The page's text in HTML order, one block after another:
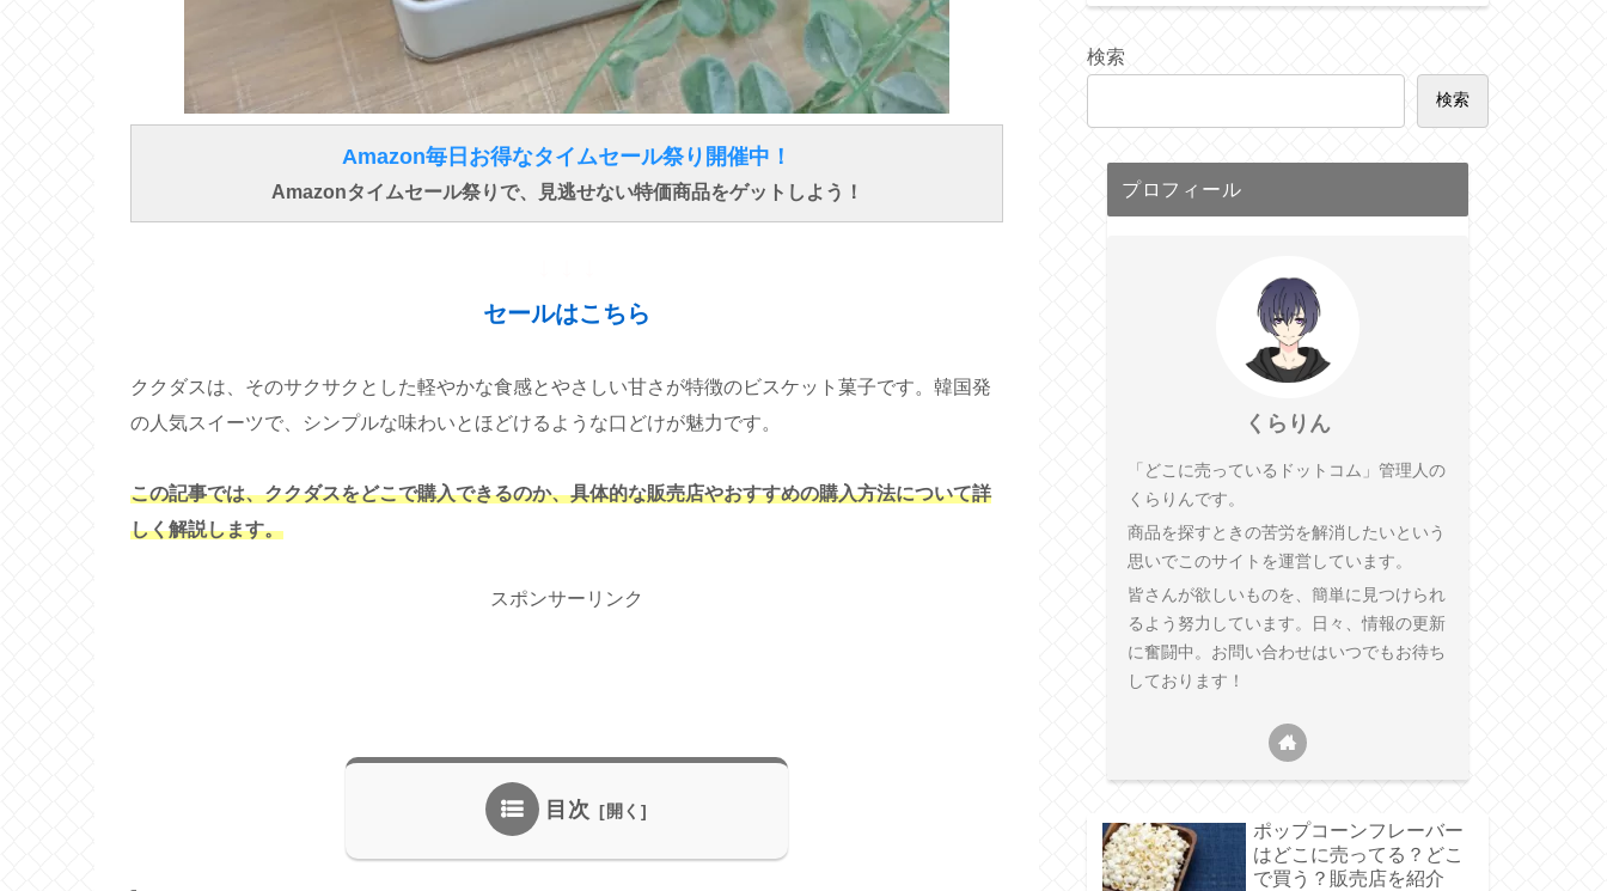
Amazon毎日お得なタイムセール祭り開催中！
Amazonタイムセール祭りで、見逃せない特価商品をゲットしよう！
セールはこちら
ククダスは、そのサクサクとした軽やかな食感とやさしい甘さが特徴のビスケット菓子です。韓国発
の人気スイーツで、シンプルな味わいとほどけるような口どけが魅力です。
この記事では、ククダスをどこで購入できるのか、具体的な販売店やおすすめの購入方法について詳
しく解説します。
スポンサーリンク
目次
検索
検索
プロフィール
くらりん
「どこに売っているドットコム」管理人の
くらりんです。
商品を探すときの苦労を解消したいという
思いでこのサイトを運営しています。
皆さんが欲しいものを、簡単に見つけられ
るよう努力しています。日々、情報の更新
に奮闘中。お問い合わせはいつでもお待ち
しております！
ポップコーンフレーバー
はどこに売ってる？どこ
で買う？販売店を紹介